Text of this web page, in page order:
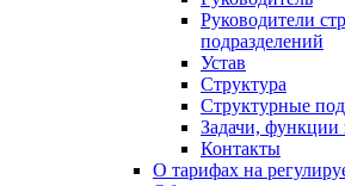
Руководители
подразделений
Устав
Структура
Структурные
Задачи, функции
Контакты
О тарифах на